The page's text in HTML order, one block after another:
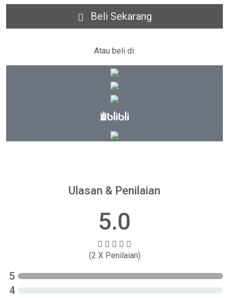
Beli Sekarang
Atau beli di:
Ulasan & Penilaian
5.0
(2 X Penilaian)
5
4